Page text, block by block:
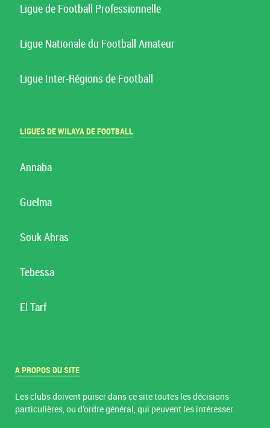
Ligue de Football Professionnelle
Ligue Nationale du Football Amateur
Ligue Inter-Régions de Football
LIGUES DE WILAYA DE FOOTBALL
Annaba
Guelma
Souk Ahras
Tebessa
El Tarf
A PROPOS DU SITE
Les clubs doivent puiser dans ce site toutes les décisions
particulières, ou d’ordre général, qui peuvent les intéresser.